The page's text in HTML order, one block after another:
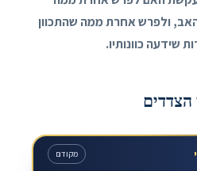
ולפרש אחרת ממה שהתכוון
שידעה כוונותיו.
הצדדים
מקודם